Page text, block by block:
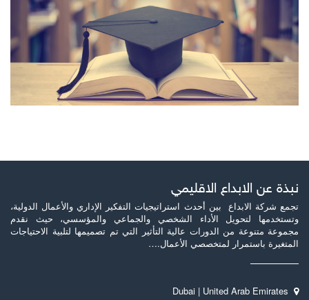
نبذة عن الابداع الاقليمي
تجمع شركة الابداع بين أحدث استراتيجيات التفكير الإداري والأعمال الدولية،
وتستخدمها لتحويل الأداء الشخصي والجماعي والمؤسسي، حيث نقدم
مجموعة متنوعة من الدورات عالية التأثير التي تم تصميمها لتلبية الاحتياجات
المتغيرة باستمرار لمتخصصي الأعمال.…
Dubai | United Arab Emirates